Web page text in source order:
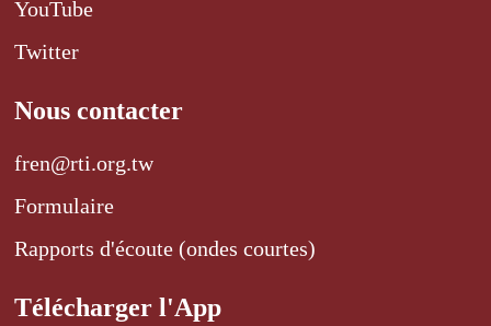
YouTube
Twitter
Nous contacter
fren@rti.org.tw
Formulaire
Rapports d'écoute (ondes courtes)
Télécharger l'App